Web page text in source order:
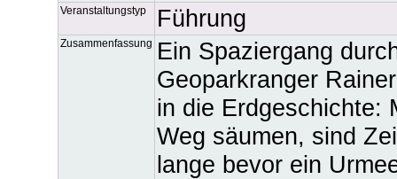
Veranstaltungstyp Führung
Zusammenfassung
Ein Spaziergang
Geoparkranger
in die Erdgeschichte:
Weg säumen, sind
lange bevor ein